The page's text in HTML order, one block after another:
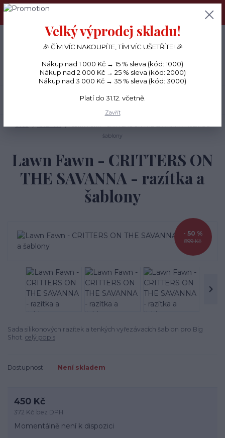
PŘÁNÍČKA a PAPÍROVÉ DÁRKY odesílám každý den, KREATIVNÍ
Menu
CZK
+420 734 380 930
(Po-Ne, 8-20 hod.)
šablony
Lawn Fawn - CRITTERS ON
THE SAVANNA - razítka a
šablony
899 Kč
- 50 %
Sada silikonových razítek a tenkých vyřezávacích šablon pro Big
Shot. celý popis
Dostupnost Není skladem
450 Kč
372 Kč bez DPH
Momentálně není k dispozici
Velký výprodej skladu!
🎉 ČÍM VÍC NAKOUPÍTE, TÍM VÍC UŠETŘÍTE! 🎉
Nákup nad 1 000 Kč → 15 % sleva (kód: 1000)
Nákup nad 2 000 Kč → 25 % sleva (kód: 2000)
Nákup nad 3 000 Kč → 35 % sleva (kód: 3000)
Platí do 31.12. včetně.
Zavřít